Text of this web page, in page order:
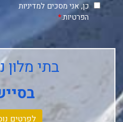
כן, אני מסכים למדיניות
הפרטיות.*
בתי מלון
לפרטים